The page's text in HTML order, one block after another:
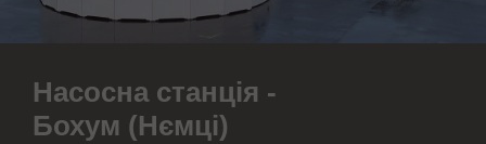
Насосна станція -
Бохум (Нємці)